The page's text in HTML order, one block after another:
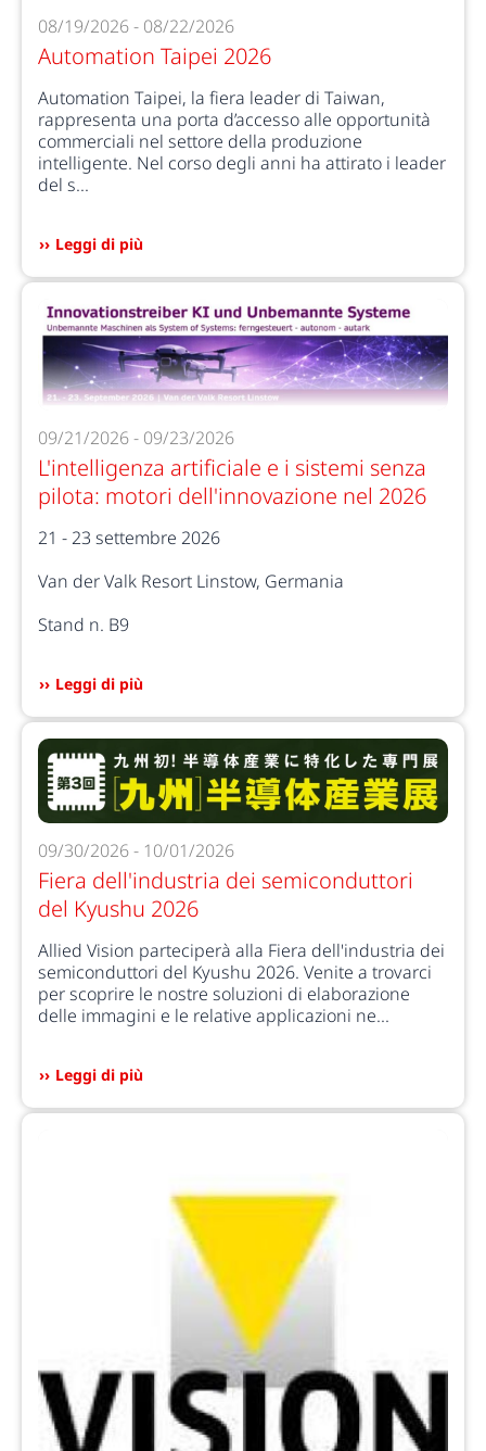
08/19/2026 - 08/22/2026
Automation Taipei 2026
Automation Taipei, la fiera leader di Taiwan,
rappresenta una porta d’accesso alle opportunità
commerciali nel settore della produzione
intelligente. Nel corso degli anni ha attirato i leader
del s...
Leggi di più
09/21/2026 - 09/23/2026
L'intelligenza artificiale e i sistemi senza
pilota: motori dell'innovazione nel 2026
21 - 23 settembre 2026
Van der Valk Resort Linstow, Germania
Stand n. B9
Leggi di più
09/30/2026 - 10/01/2026
Fiera dell'industria dei semiconduttori
del Kyushu 2026
Allied Vision parteciperà alla Fiera dell'industria dei
semiconduttori del Kyushu 2026. Venite a trovarci
per scoprire le nostre soluzioni di elaborazione
delle immagini e le relative applicazioni ne...
Leggi di più